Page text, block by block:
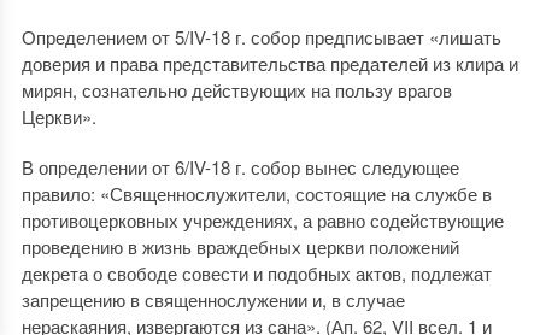
Определением от 5/IV-18 г. собор предписывает «лишать
доверия и права представительства предателей из клира и
мирян, сознательно действующих на пользу врагов
Церкви».
В определении от 6/IV-18 г. собор вынес следующее
правило: «Священнослужители, состоящие на службе в
противоцерковных учреждениях, а равно содействующие
проведению в жизнь враждебных церкви положений
декрета о свободе совести и подобных актов, подлежат
запрещению в священнослужении и, в случае
нераскаяния, извергаются из сана». (Ап. 62, VII всел. 1 и